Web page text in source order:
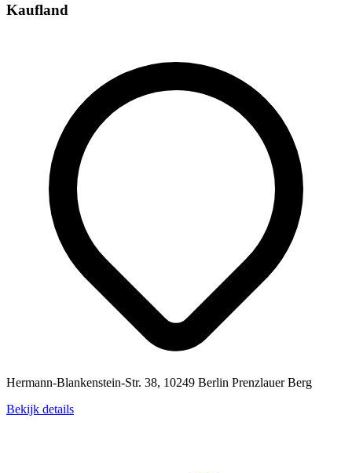
Kaufland
Hermann-Blankenstein-Str. 38, 10249 Berlin Prenzlauer Berg
Bekijk details